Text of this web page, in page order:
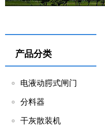
产品分类
电液动腭式闸门
分料器
干灰散装机